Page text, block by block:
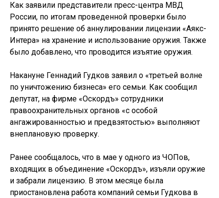
Как заявили представители пресс-центра МВД
России, по итогам проведенной проверки было
принято решение об аннулировании лицензии «Аякс-
Интера» на хранение и использование оружия. Также
было добавлено, что проводится изъятие оружия.
Накануне Геннадий Гудков заявил о «третьей волне
по уничтожению бизнеса» его семьи. Как сообщил
депутат, на фирме «Оскордъ» сотрудники
правоохранительных органов «с особой
ангажированностью и предвзятостью» выполняют
внеплановую проверку.
Ранее сообщалось, что в мае у одного из ЧОПов,
входящих в объединение «Оскордъ», изъяли оружие
и забрали лицензию. В этом месяце была
приостановлена работа компаний семьи Гудкова в